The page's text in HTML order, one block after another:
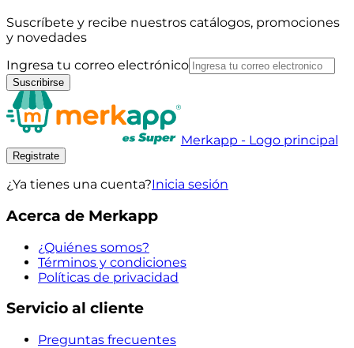
Suscríbete y recibe nuestros catálogos, promociones
y novedades
Ingresa tu correo electrónico
Suscribirse
Merkapp - Logo principal
Registrate
¿Ya tienes una cuenta?Inicia sesión
Acerca de Merkapp
¿Quiénes somos?
Términos y condiciones
Políticas de privacidad
Servicio al cliente
Preguntas frecuentes